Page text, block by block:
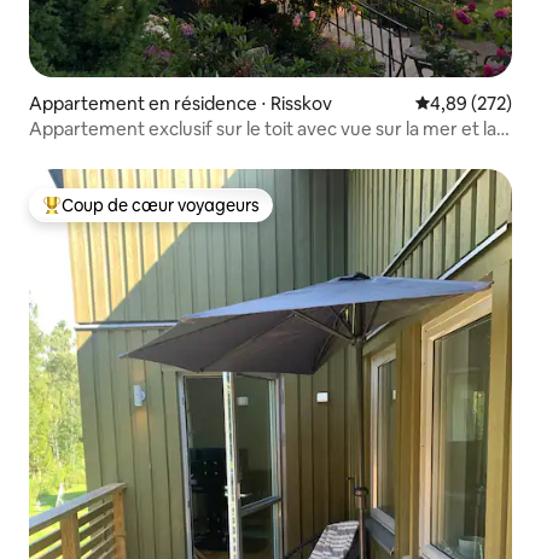
Appartement en résidence ⋅ Risskov Évaluation
4,89 (272)
Appartement exclusif sur le toit avec vue sur la mer et la
Coups de cœur voyageurs les plus appréciés
Coup de cœur voyageurs